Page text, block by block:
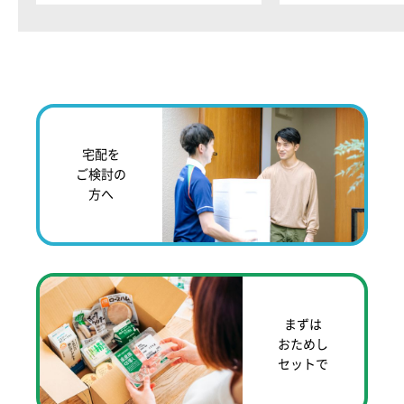
宅配を
ご検討の
方へ
まずは
おためし
セットで